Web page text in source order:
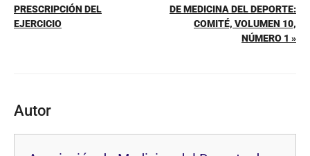
PRESCRIPCIÓN DEL
EJERCICIO
DE MEDICINA DEL DEPORTE:
COMITÉ, VOLUMEN 10,
NÚMERO 1 »
Autor